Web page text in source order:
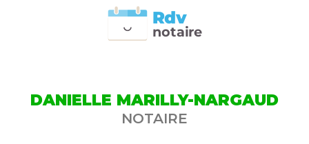
notaire
Rdv
DANIELLE MARILLY-NARGAUD
NOTAIRE